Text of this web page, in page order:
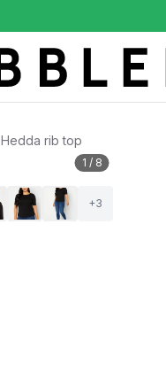
Hedda rib top
1 / 8
+3